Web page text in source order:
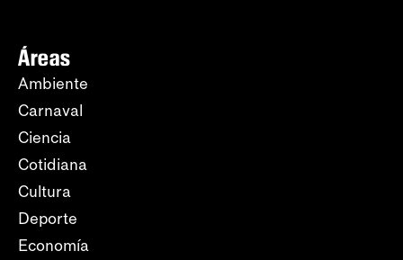
Áreas
Ambiente
Carnaval
Ciencia
Cotidiana
Cultura
Deporte
Economía